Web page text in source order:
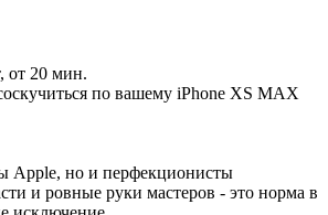
от 20 мин.
по вашему iPhone XS MAX
Apple, но и перфекционисты
и ровные руки мастеров - это норма в